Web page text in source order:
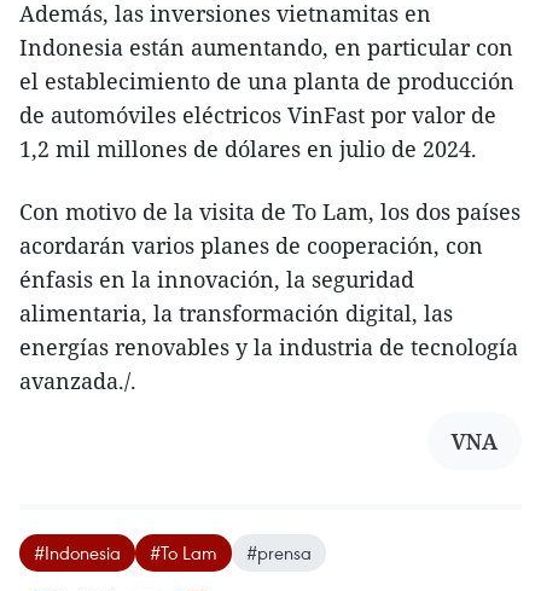
Además, las inversiones vietnamitas en
Indonesia están aumentando, en particular con
el establecimiento de una planta de producción
de automóviles eléctricos VinFast por valor de
1,2 mil millones de dólares en julio de 2024.
Con motivo de la visita de To Lam, los dos países
acordarán varios planes de cooperación, con
énfasis en la innovación, la seguridad
alimentaria, la transformación digital, las
energías renovables y la industria de tecnología
avanzada./.
VNA
#Indonesia #To Lam #prensa